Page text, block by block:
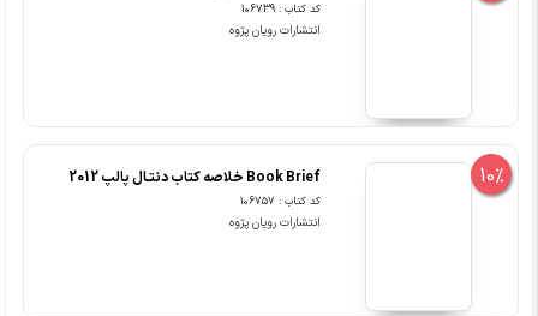
کد کتاب : 106739
انتشارات رویان پژوه
10% Book Brief خلاصه کتاب دنتـال پالپ 2012
کد کتاب : 106757
انتشارات رویان پژوه